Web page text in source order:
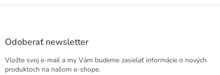
Z
Odoberať newsletter
Vložte svoj e-mail a my Vám budeme zasielať informácie o nových
produktoch na našom e-shope.